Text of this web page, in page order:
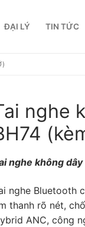
ĐẠI LÝ TIN TỨC
nghe
nghe không
nghe Bluetooth
thanh rõ nét,
ANC, công